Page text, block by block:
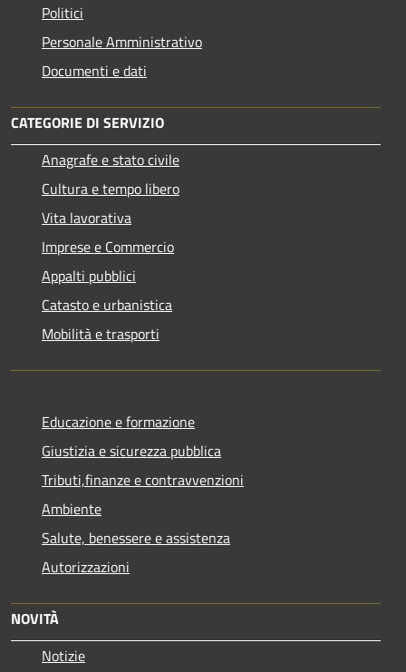
Politici
Personale Amministrativo
Documenti e dati
CATEGORIE DI SERVIZIO
Anagrafe e stato civile
Cultura e tempo libero
Vita lavorativa
Imprese e Commercio
Appalti pubblici
Catasto e urbanistica
Mobilità e trasporti
Educazione e formazione
Giustizia e sicurezza pubblica
Tributi,finanze e contravvenzioni
Ambiente
Salute, benessere e assistenza
Autorizzazioni
NOVITÀ
Notizie